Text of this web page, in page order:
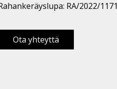
RA/2022/1171
Ota yhteyttä